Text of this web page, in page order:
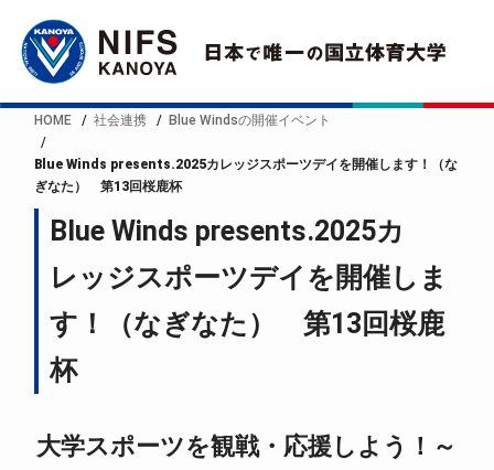
HOME 社会連携 Blue Windsの開催イベント
Blue Winds presents.2025カレッジスポーツデイを開催します！（な
ぎなた） 第13回桜鹿杯
Blue Winds presents.2025カ
レッジスポーツデイを開催しま
す！（なぎなた） 第13回桜鹿
杯
大学スポーツを観戦・応援しよう！～